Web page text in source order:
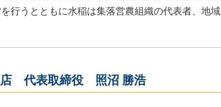
行うとともに水稲は集落営農組織の代表者、地域
店 代表取締役 照沼 勝浩